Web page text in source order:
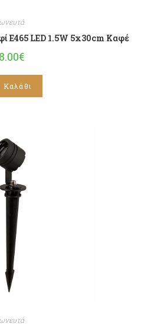
E465 LED 1.5W 5x30cm Καφέ
€
Καλάθι